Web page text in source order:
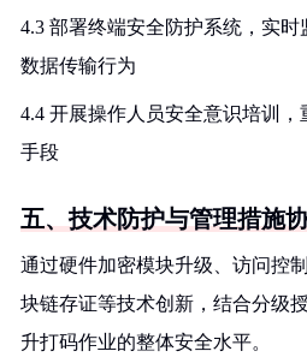
4.3 部署终端安全防护系统，实
数据传输行为
4.4 开展操作人员安全意识培训
手段
五、技术防护与管理措施
通过硬件加密模块升级、访问控
块链存证等技术创新，结合分级
升打码作业的整体安全水平。